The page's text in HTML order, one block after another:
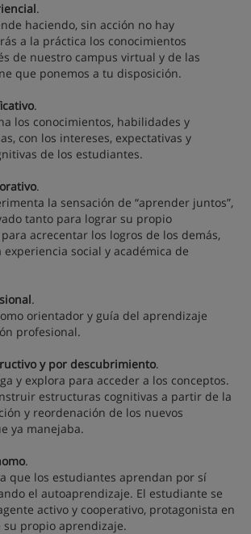
.
haciendo, sin acción no hay
a la práctica los conocimientos
de nuestro campus virtual y de las
que ponemos a tu disposición.
.
los conocimientos, habilidades y
con los intereses, expectativas y
de los estudiantes.
.
la sensación de “aprender juntos”,
tanto para lograr su propio
acrecentar los logros de los demás,
social y académica de
.
orientador y guía del aprendizaje
profesional.
y por descubrimiento.
y explora para acceder a los conceptos.
estructuras cognitivas a partir de la
y reordenación de los nuevos
ya manejaba.
.
que los estudiantes aprendan por sí
el autoaprendizaje. El estudiante se
activo y cooperativo, protagonista en
su propio aprendizaje.